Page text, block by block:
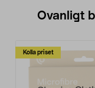
Ovanligt
Kolla priset